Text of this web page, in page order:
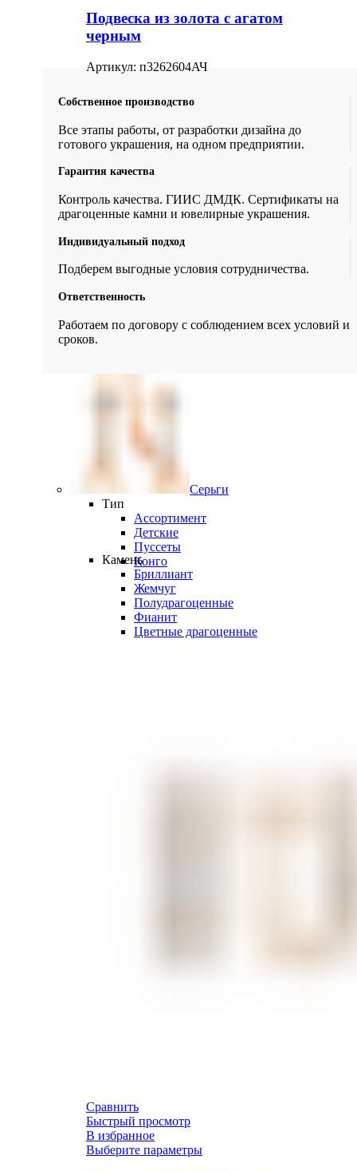
Подвеска из золота с агатом
черным
Артикул: п3262604АЧ
Собственное производство
Все этапы работы, от разработки дизайна до
готового украшения, на одном предприятии.
Гарантия качества
Контроль качества. ГИИС ДМДК. Сертификаты на
драгоценные камни и ювелирные украшения.
Индивидуальный подход
Подберем выгодные условия сотрудничества.
Ответственность
Работаем по договору с соблюдением всех условий и
сроков.
Серьги
Тип
Ассортимент
Детские
Пуссеты
Конго
Камень
Бриллиант
Жемчуг
Полудрагоценные
Фианит
Цветные драгоценные
Сравнить
Быстрый просмотр
В избранное
Выберите параметры